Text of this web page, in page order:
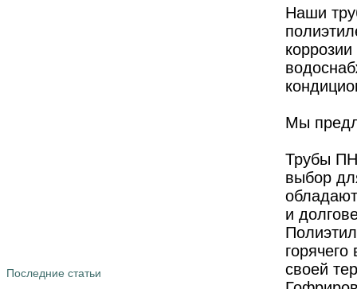
Последние статьи
Наши
Мы
Трубы
выбор
и
своей